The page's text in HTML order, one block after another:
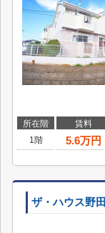
所在階 賃料
1階
5.6万円
ザ・ハウス野田